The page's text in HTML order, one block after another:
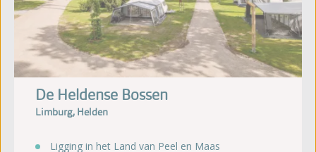
De Heldense Bossen
Limburg, Helden
Ligging in het Land van Peel en Maas